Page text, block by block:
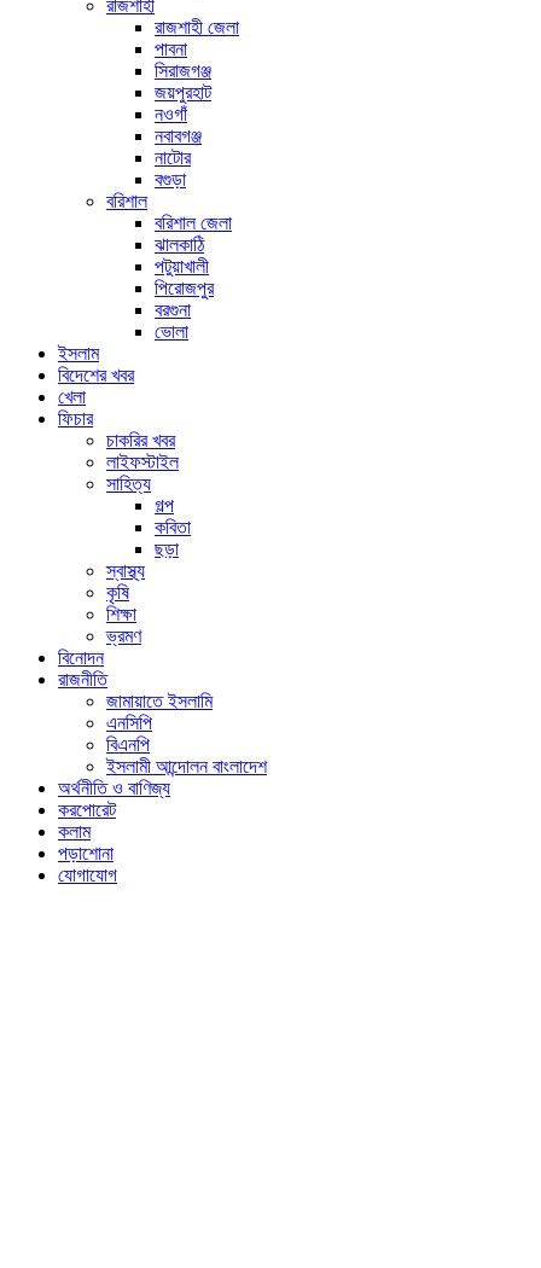
রাজশাহী
রাজশাহী জেলা
পাবনা
সিরাজগঞ্জ
জয়পুরহাট
নওগাঁ
নবাবগঞ্জ
নাটোর
বগুড়া
বরিশাল
বরিশাল জেলা
ঝালকাঠি
পটুয়াখালী
পিরোজপুর
বরগুনা
ভোলা
ইসলাম
বিদেশের খবর
খেলা
ফিচার
চাকরির খবর
লাইফস্টাইল
সাহিত্য
গল্প
কবিতা
ছড়া
স্বাস্থ্য
কৃষি
শিক্ষা
ভ্রমণ
বিনোদন
রাজনীতি
জামায়াতে ইসলামি
এনসিপি
বিএনপি
ইসলামী আন্দোলন বাংলাদেশ
অর্থনীতি ও বাণিজ্য
করপোরেট
কলাম
পড়াশোনা
যোগাযোগ